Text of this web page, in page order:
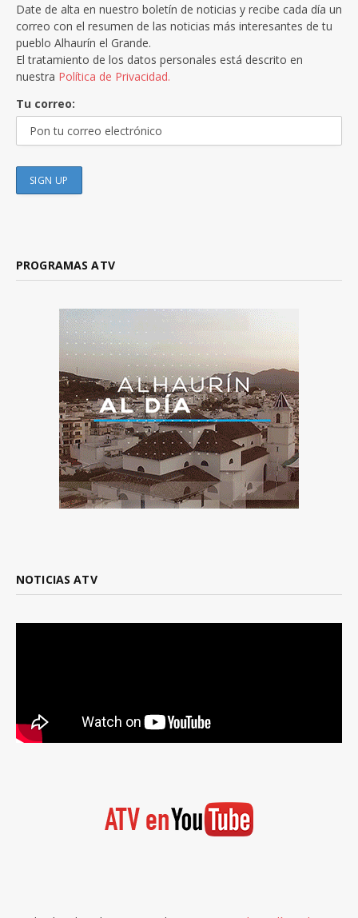
Date de alta en nuestro boletín de noticias y recibe cada día un
correo con el resumen de las noticias más interesantes de tu
pueblo Alhaurín el Grande.
El tratamiento de los datos personales está descrito en
nuestra Política de Privacidad.
Tu correo:
PROGRAMAS ATV
NOTICIAS ATV